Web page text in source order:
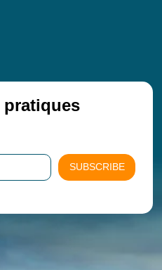
SUBSCRIBE